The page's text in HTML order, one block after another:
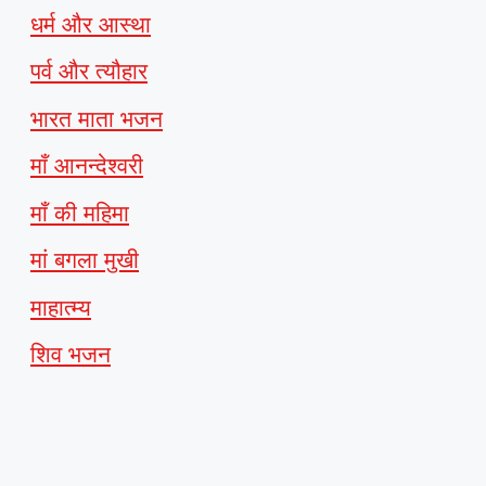
धर्म और आस्था
पर्व और त्यौहार
भारत माता भजन
माँ आनन्देश्वरी
माँ की महिमा
मां बगला मुखी
माहात्म्य
शिव भजन